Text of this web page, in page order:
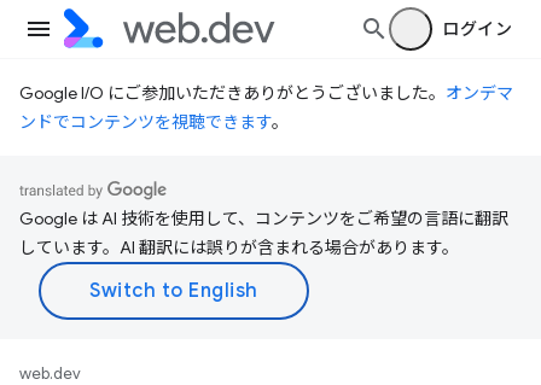
ログイン
Google I/O にご参加いただきありがとうございました。 オンデマ
ンドでコンテンツを視聴できます。
Google は AI 技術を使用して、コンテンツをご希望の言語に翻訳
しています。AI 翻訳には誤りが含まれる場合があります。
web.dev